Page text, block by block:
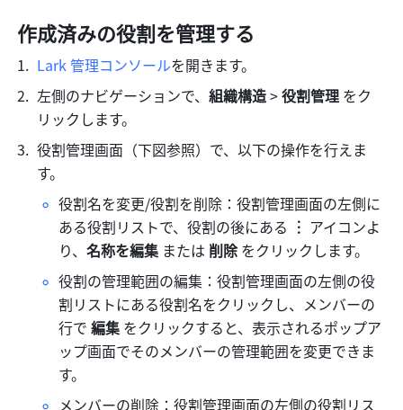
作成済みの役割を管理する
Lark 管理コンソールを開きます。
左側のナビゲーションで、組織構造 > 役割管理 をク
リックします。
役割管理画面（下図参照）で、以下の操作を行えま
す。
役割名を変更/役割を削除：役割管理画面の左側に
ある役割リストで、役割の後にある ︙ アイコンよ
り、名称を編集 または 削除 をクリックします。
役割の管理範囲の編集：役割管理画面の左側の役
割リストにある役割名をクリックし、メンバーの
行で 編集 をクリックすると、表示されるポップア
ップ画面でそのメンバーの管理範囲を変更できま
す。
メンバーの削除：役割管理画面の左側の役割リス